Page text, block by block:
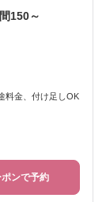
150～
料金、付け足しOK
ンで予約